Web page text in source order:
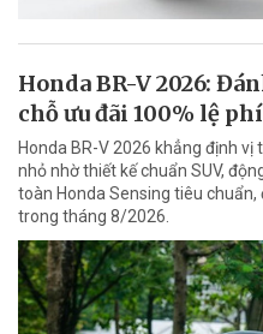
Honda BR-V 2026:
chỗ ưu đãi 100% lệ
Honda BR-V 2026 khẳng định
nhỏ nhờ thiết kế chuẩn SUV,
toàn Honda Sensing tiêu
trong tháng 8/2026.